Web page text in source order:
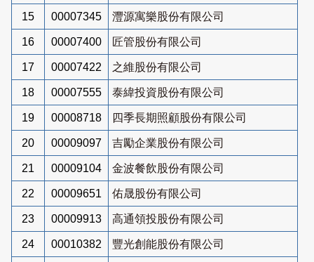
15 00007345 灃源寓樂股份有限公司
16 00007400 匠管股份有限公司
17 00007422 之維股份有限公司
18 00007555 泰緯投資股份有限公司
19 00008718 四季長期照顧股份有限公司
20 00009097 吉勵企業股份有限公司
21 00009104 金波餐飲股份有限公司
22 00009651 佑晟股份有限公司
23 00009913 高通領投股份有限公司
24 00010382 豐光創能股份有限公司